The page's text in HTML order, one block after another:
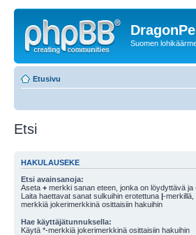
Suomen
Etusivu
Etsi
HAKULAUSEKE
Etsi avainsanoja:
Aseta + merkki sanan eteen, jonka on löydyttävä ja
Laita haettavat sanat sulkuihin erotettuna |-merkillä,
merkkiä jokerimerkkinä osittaisiin hakuihin
Hae käyttäjätunnuksella:
Käytä *-merkkiä jokerimerkkinä osittaisiin hakuihin